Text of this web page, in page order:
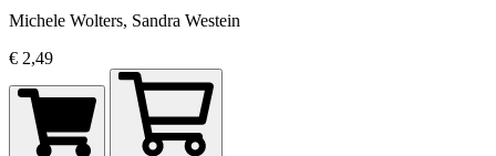
Michele Wolters, Sandra Westein
€ 2,49